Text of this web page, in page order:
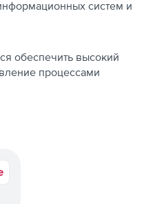
систем и
обеспечить высокий
процессами